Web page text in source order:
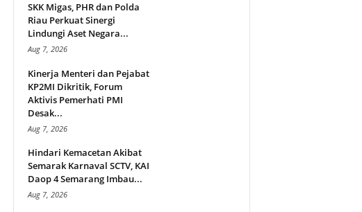
SKK Migas, PHR dan Polda
Riau Perkuat Sinergi
Lindungi Aset Negara...
Aug 7, 2026
Kinerja Menteri dan Pejabat
KP2MI Dikritik, Forum
Aktivis Pemerhati PMI
Desak...
Aug 7, 2026
Hindari Kemacetan Akibat
Semarak Karnaval SCTV, KAI
Daop 4 Semarang Imbau...
Aug 7, 2026